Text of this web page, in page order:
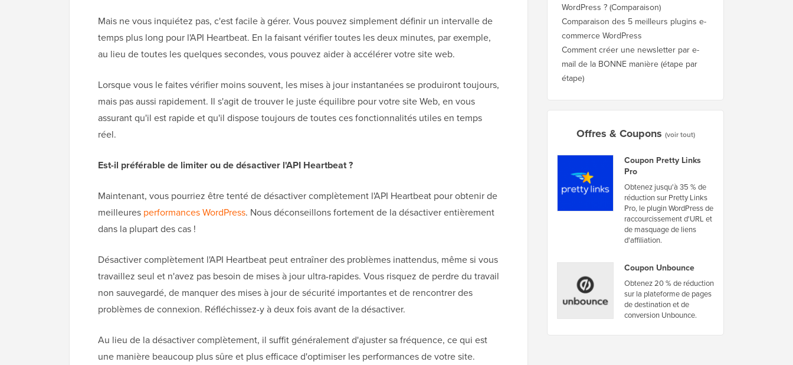
Mais ne vous inquiétez pas, c'est facile à gérer. Vous pouvez simplement définir un intervalle de
temps plus long pour l'API Heartbeat. En la faisant vérifier toutes les deux minutes, par exemple,
au lieu de toutes les quelques secondes, vous pouvez aider à accélérer votre site web.
Lorsque vous le faites vérifier moins souvent, les mises à jour instantanées se produiront toujours,
mais pas aussi rapidement. Il s'agit de trouver le juste équilibre pour votre site Web, en vous
assurant qu'il est rapide et qu'il dispose toujours de toutes ces fonctionnalités utiles en temps
réel.
Est-il préférable de limiter ou de désactiver l'API Heartbeat ?
Maintenant, vous pourriez être tenté de désactiver complètement l'API Heartbeat pour obtenir de
meilleures performances WordPress. Nous déconseillons fortement de la désactiver entièrement
dans la plupart des cas !
Désactiver complètement l'API Heartbeat peut entraîner des problèmes inattendus, même si vous
travaillez seul et n'avez pas besoin de mises à jour ultra-rapides. Vous risquez de perdre du travail
non sauvegardé, de manquer des mises à jour de sécurité importantes et de rencontrer des
problèmes de connexion. Réfléchissez-y à deux fois avant de la désactiver.
Au lieu de la désactiver complètement, il suffit généralement d'ajuster sa fréquence, ce qui est
une manière beaucoup plus sûre et plus efficace d'optimiser les performances de votre site.
WordPress ? (Comparaison)
Comparaison des 5 meilleurs plugins e-
commerce WordPress
Comment créer une newsletter par e-
mail de la BONNE manière (étape par
étape)
Offres & Coupons (voir tout)
Coupon Pretty Links
Pro
Obtenez jusqu'à 35 % de
réduction sur Pretty Links
Pro, le plugin WordPress de
raccourcissement d'URL et
de masquage de liens
d'affiliation.
Coupon Unbounce
Obtenez 20 % de réduction
sur la plateforme de pages
de destination et de
conversion Unbounce.